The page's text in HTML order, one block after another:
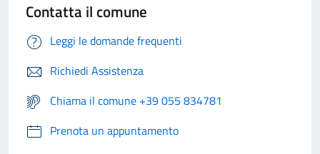
Contatta il comune
Leggi le domande frequenti
Richiedi Assistenza
Chiama il comune +39 055 834781
Prenota un appuntamento